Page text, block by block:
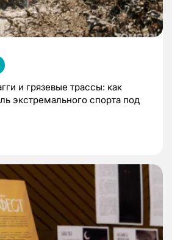
и грязевые трассы: как
экстремального спорта под